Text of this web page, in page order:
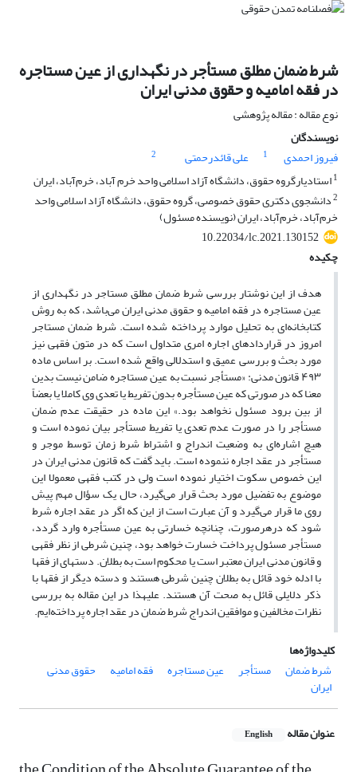
شرط ضمان مطلق مستأجر در نگهداری از عین مستاجره
در فقه امامیه و حقوق مدنی ایران
نوع مقاله : مقاله پژوهشی
نویسندگان
فیروز احمدی
1 علی قائدرحمتی
2
1استادیارگروه حقوق، دانشگاه آزاد اسلامی واحد خرم آباد، خرم‌آباد، ایران
2دانشجوی دکتری حقوق خصوصی، گروه حقوق، دانشگاه آزاد اسلامی واحد
خرم‌آباد، خرم‌آباد، ایران (نویسنده مسئول)
10.22034/lc.2021.130152
چکیده
هدف از این نوشتار بررسی شرط ضمان مطلق مستاجر در نگهداری از
عین مستاجره در فقه امامیه و حقوق مدنی ایران می‌باشد، که به روش
کتابخانه‌ای به تحلیل موارد پرداخته شده است. شرط ضمان مستاجر
امروز در قراردادهای اجاره امری متداول است که در متون فقهی نیز
مورد بحث و بررسی عمیق و استدلالی واقع شده است. بر اساس ماده
۴۹۳ قانون مدنی: «مستأجر نسبت به ‌عین مستاجره ضامن نیست بدین
معنا که در صورتی که عین مستأجره بدون تفریط یا تعدی وی کاملا یا بعضاً
از بین برود مسئول نخواهد بود.» این ماده در حقیقت عدم ضمان
مستأجر را در صورت عدم تعدی یا تفریط مستأجر بیان نموده است و
هیچ اشاره‌ای به وضعیت اندراج و اشتراط شرط زمان توسط موجر و
مستأجر در عقد اجاره ننموده است. باید گفت که قانون مدنی ایران در
این خصوص سکوت اختیار نموده است ولی در کتب‌ فقهی معمولا این
موضوع به تفضیل مورد بحث قرار می‌گیرد، حال یک سؤال مهم پیش
روی ما قرار می‌گیرد و آن عبارت است از این که اگر در عقد اجاره شرط
شود که درهرصورت، چنانچه خسارتی به عین مستأجره وارد گردد،
مستأجر مسئول پرداخت خسارت خواهد بود، چنین شرطی از نظر فقهی
و قانون مدنی ایران معتبر است یا محکوم است به بطلان. دسته­ای از فقها
با ادله خود قائل به بطلان چنین شرطی هستند و دسته دیگر از فقها با
ذکر دلایلی قائل به صحت آن هستند. علیهذا در این مقاله به بررسی
نظرات مخالفین و موافقین اندراج شرط ضمان در عقد اجاره پرداخته‌ایم.
کلیدواژه‌ها
شرط ضمان
مستأجر عین مستاجره فقه امامیه حقوق مدنی
ایران
عنوان مقاله English